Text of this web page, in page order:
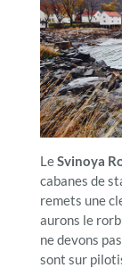
LeSvinoya
cabanes de
remets une
aurons le
ne devons
sont sur